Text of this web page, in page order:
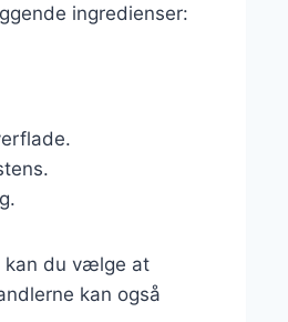
ingredienser:
kan du vælge at
kan også